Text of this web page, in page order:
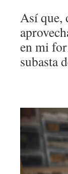
Así que,
en mi
subasta